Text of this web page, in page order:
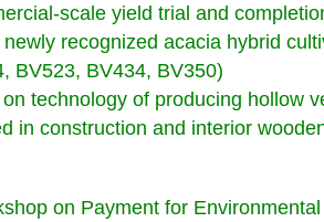
scale yield trial and
recognized acacia hybrid
BV523, BV434, BV350)
technology of producing hollow
in construction and interior
on Payment for